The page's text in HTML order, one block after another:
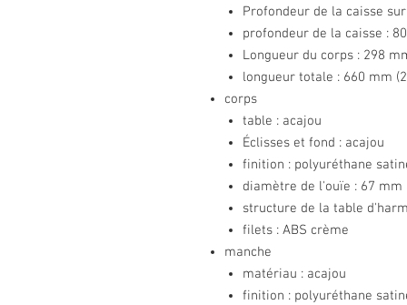
Profondeur de la caisse
profondeur de la caisse :
Longueur du corps : 298
longueur totale : 660 mm
corps
table : acajou
Éclisses et fond : acajou
finition : polyuréthane
diamètre de l'ouïe : 67 mm
structure de la table
filets : ABS crème
manche
matériau : acajou
finition : polyuréthane